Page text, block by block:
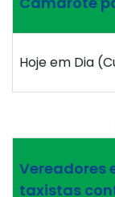
Hoje em Dia
Vereadores
taxistas